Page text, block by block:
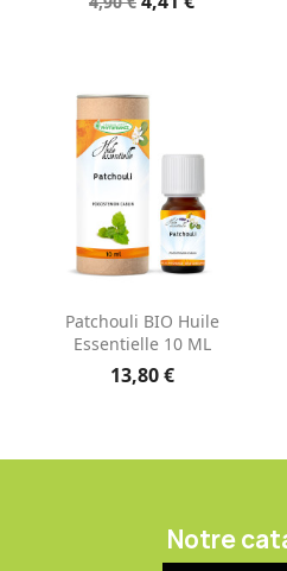
Patchouli BIO Huile
Essentielle 10 ML
13,80 €
Notre